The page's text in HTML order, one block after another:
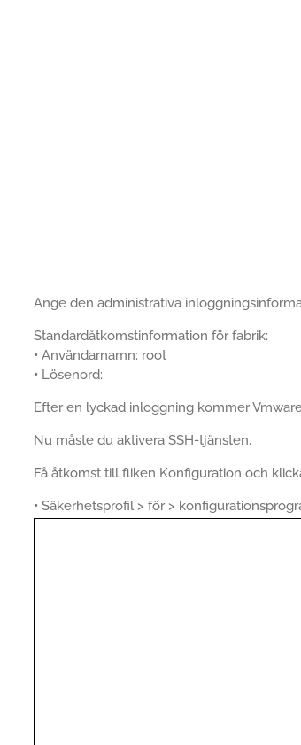
Ange den administrativa
Standardåtkomstinformation för fabrik:
• Användarnamn: root
• Lösenord:
Efter en lyckad inloggning kommer
Nu måste du aktivera SSH-tjänsten.
Få åtkomst till fliken Konfiguration och
• Säkerhetsprofil > för >